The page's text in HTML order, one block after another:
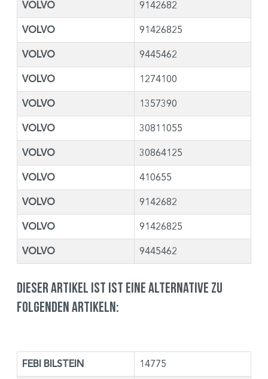
VOLVO 9142682
VOLVO 91426825
VOLVO 9445462
VOLVO 1274100
VOLVO 1357390
VOLVO 30811055
VOLVO 30864125
VOLVO 410655
VOLVO 9142682
VOLVO 91426825
VOLVO 9445462
Dieser Artikel ist ist eine Alternative zu
folgenden Artikeln:
FEBI BILSTEIN 14775